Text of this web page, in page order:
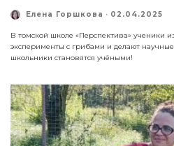
Елена Горшкова · 02.04.2025
В томской школе «Перспектива» ученики
эксперименты с грибами и делают
школьники становятся учёными!